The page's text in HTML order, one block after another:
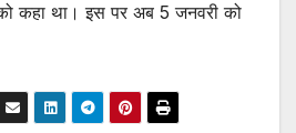
कहा था। इस पर अब 5 जनवरी को